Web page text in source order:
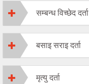
सम्बन्ध विच्छेद दर्ता
बसाइ सराइ दर्ता
मृत्यु दर्ता